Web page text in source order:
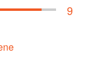
9